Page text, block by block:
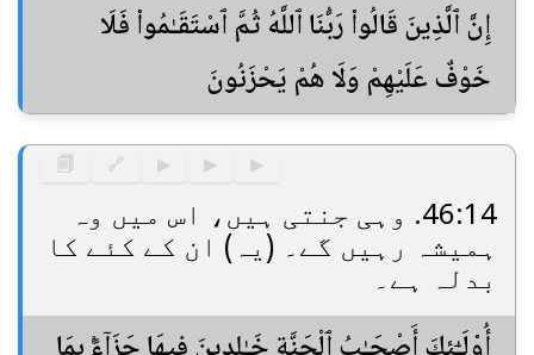
إِنَّ ٱلَّذِينَ قَالُوا۟ رَبُّنَا ٱللَّهُ ثُمَّ ٱسْتَقَـٰمُوا۟ فَلَا
خَوْفٌ عَلَيْهِمْ وَلَا هُمْ يَحْزَنُونَ
▶
▶
▶
🔗
🗐
46:14. وہی جنتی ہیں، اس میں وہ
ہمیشہ رہیں گے۔ (یہ) ان کے کئے کا
بدلہ ہے۔